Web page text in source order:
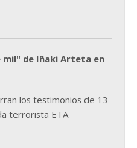
de Iñaki Arteta en
los testimonios de 13
terrorista ETA.